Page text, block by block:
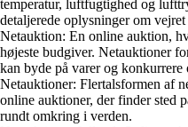
temperatur, luftfugtighed og
detaljerede oplysninger om vejret
Netauktion: En online auktion,
højeste budgiver. Netauktioner
kan byde på varer og konkurrere
Netauktioner: Flertalsformen af
online auktioner, der finder sted
rundt omkring i verden.